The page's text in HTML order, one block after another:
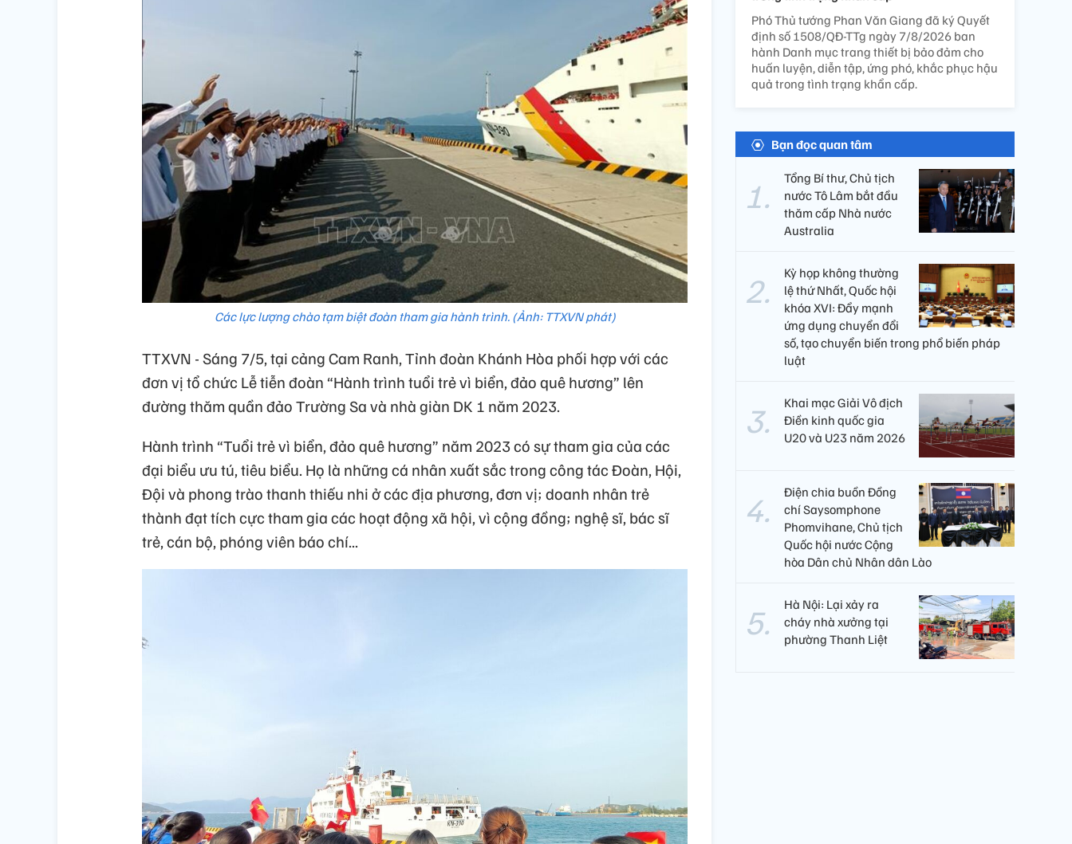
Các lực lượng chào tạm biệt đoàn tham gia hành trình. (Ảnh: TTXVN phát)
TTXVN - Sáng 7/5, tại cảng Cam Ranh, Tỉnh đoàn Khánh Hòa phối hợp với các
đơn vị tổ chức Lễ tiễn đoàn “Hành trình tuổi trẻ vì biển, đảo quê hương” lên
đường thăm quần đảo Trường Sa và nhà giàn DK 1 năm 2023.
Hành trình “Tuổi trẻ vì biển, đảo quê hương” năm 2023 có sự tham gia của các
đại biểu ưu tú, tiêu biểu. Họ là những cá nhân xuất sắc trong công tác Đoàn, Hội,
Đội và phong trào thanh thiếu nhi ở các địa phương, đơn vị; doanh nhân trẻ
thành đạt tích cực tham gia các hoạt động xã hội, vì cộng đồng; nghệ sĩ, bác sĩ
trẻ, cán bộ, phóng viên báo chí...
Phó Thủ tướng Phan Văn Giang đã ký Quyết
định số 1508/QĐ-TTg ngày 7/8/2026 ban
hành Danh mục trang thiết bị bảo đảm cho
huấn luyện, diễn tập, ứng phó, khắc phục hậu
quả trong tình trạng khẩn cấp.
Bạn đọc quan tâm
Tổng Bí thư, Chủ tịch
nước Tô Lâm bắt đầu
thăm cấp Nhà nước
Australia
Kỳ họp không thường
lệ thứ Nhất, Quốc hội
khóa XVI: Đẩy mạnh
ứng dụng chuyển đổi
số, tạo chuyển biến trong phổ biến pháp
luật
Khai mạc Giải Vô địch
Điền kinh quốc gia
U20 và U23 năm 2026
Điện chia buồn Đồng
chí Saysomphone
Phomvihane, Chủ tịch
Quốc hội nước Cộng
hòa Dân chủ Nhân dân Lào
Hà Nội: Lại xảy ra
cháy nhà xưởng tại
phường Thanh Liệt